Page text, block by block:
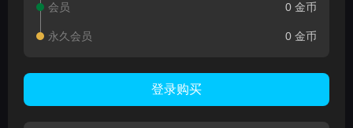
会员 0 金币
永久会员 0 金币
登录购买